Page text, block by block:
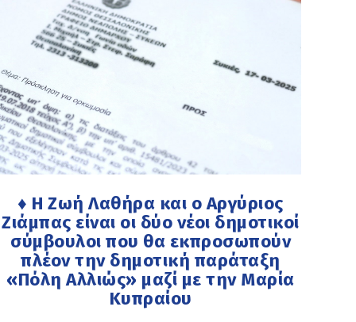
♦ Η Ζωή Λαθήρα και ο Αργύριος
Ζιάμπας είναι οι δύο νέοι δημοτικοί
σύμβουλοι που θα εκπροσωπούν
πλέον την δημοτική παράταξη
«Πόλη Αλλιώς» μαζί με την Μαρία
Κυπραίου